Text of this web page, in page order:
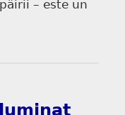
– este un